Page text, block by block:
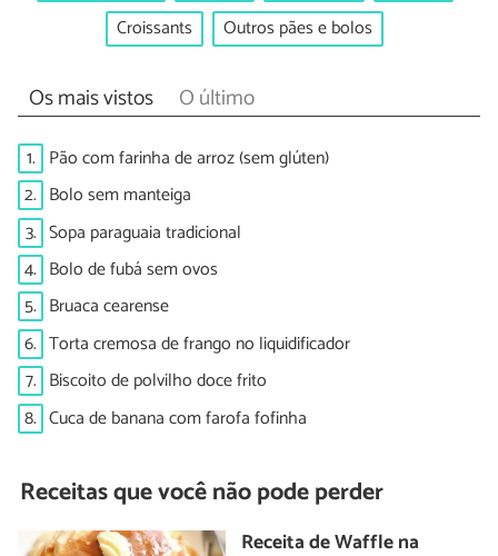
Croissants
Outros pães e bolos
Os mais vistos O último
1. Pão com farinha de arroz (sem glúten)
2. Bolo sem manteiga
3. Sopa paraguaia tradicional
4. Bolo de fubá sem ovos
5. Bruaca cearense
6. Torta cremosa de frango no liquidificador
7. Biscoito de polvilho doce frito
8. Cuca de banana com farofa fofinha
Receitas que você não pode perder
Receita de Waffle na